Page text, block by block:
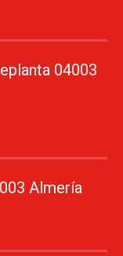
04003
Almería